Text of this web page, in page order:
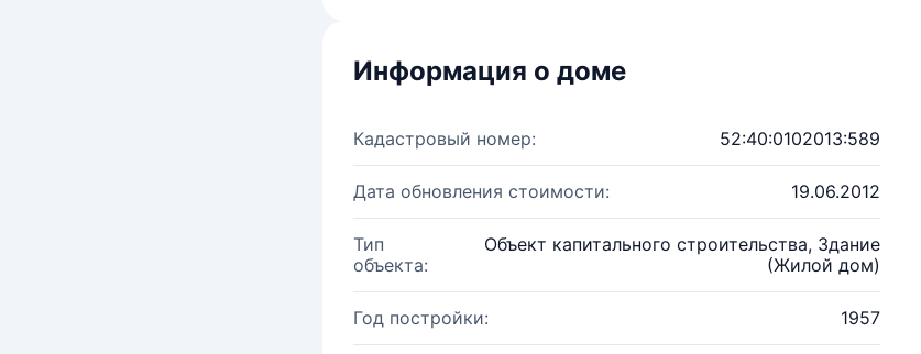
Информация о доме
Кадастровый номер: 52:40:0102013:589
Дата обновления стоимости: 19.06.2012
Тип
объекта:
Объект капитального строительства, Здание
(Жилой дом)
Год постройки: 1957